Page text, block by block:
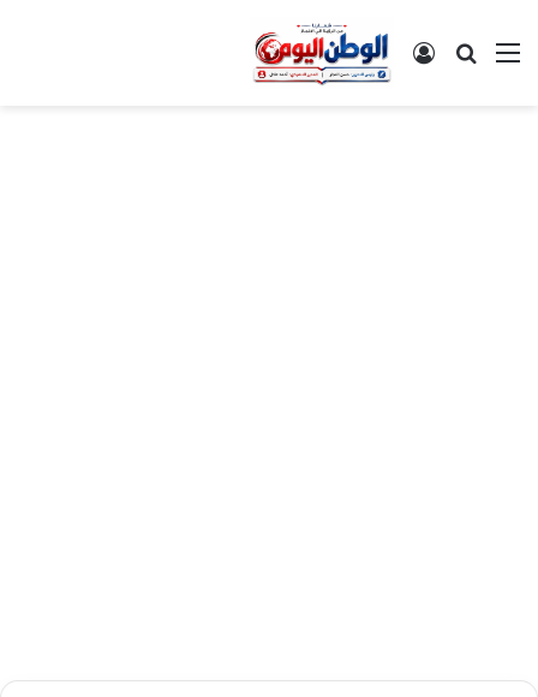
القائمةبحث عن تسجيل الدخول